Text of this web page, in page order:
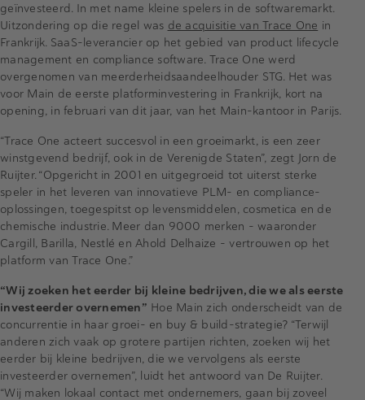
geïnvesteerd. In met name kleine spelers in de softwaremarkt.
Uitzondering op die regel was de acquisitie van Trace One in
Frankrijk. SaaS-leverancier op het gebied van product lifecycle
management en compliance software. Trace One werd
overgenomen van meerderheidsaandeelhouder STG. Het was
voor Main de eerste platforminvestering in Frankrijk, kort na
opening, in februari van dit jaar, van het Main-kantoor in Parijs.
“Trace One acteert succesvol in een groeimarkt, is een zeer
winstgevend bedrijf, ook in de Verenigde Staten”, zegt Jorn de
Ruijter. “Opgericht in 2001 en uitgegroeid tot uiterst sterke
speler in het leveren van innovatieve PLM- en compliance-
oplossingen, toegespitst op levensmiddelen, cosmetica en de
chemische industrie. Meer dan 9000 merken – waaronder
Cargill, Barilla, Nestlé en Ahold Delhaize – vertrouwen op het
platform van Trace One.”
“Wij zoeken het eerder bij kleine bedrijven, die we als eerste
investeerder overnemen” Hoe Main zich onderscheidt van de
concurrentie in haar groei- en buy & build-strategie? “Terwijl
anderen zich vaak op grotere partijen richten, zoeken wij het
eerder bij kleine bedrijven, die we vervolgens als eerste
investeerder overnemen”, luidt het antwoord van De Ruijter.
“Wij maken lokaal contact met ondernemers, gaan bij zoveel